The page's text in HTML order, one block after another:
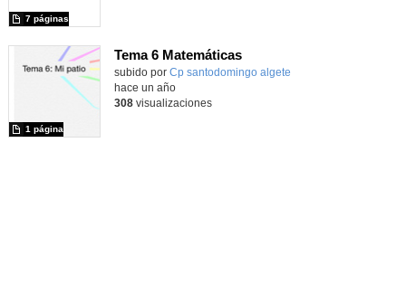
7 páginas
Tema 6 Matemáticas
Contenido educativo.
subido por Cp santodomingo algete
1 página
hace un año
308visualizaciones